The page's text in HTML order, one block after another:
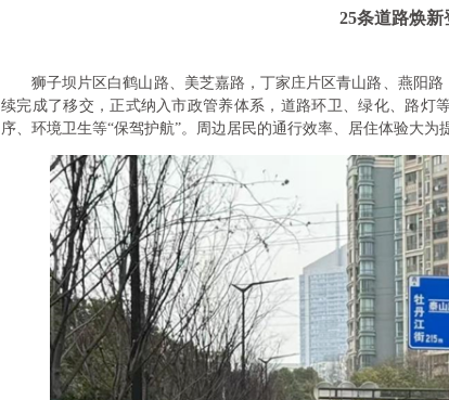
25条道路焕
狮子坝片区白鹤山路、美芝嘉路，丁家庄片区青山路、燕阳
续完成了移交，正式纳入市政管养体系，道路环卫、绿化、路灯
序、环境卫生等“保驾护航”。周边居民的通行效率、居住体验大为